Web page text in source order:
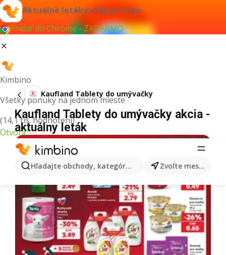
Aktuálne letáky vždy po ruke
Pridať do Chrome - ZADARMO
Kimbino
Všetky ponuky na jednom mieste
(14,1 tis. hodnotení)
Otvoriť
Hľadajte obchody, kategórie, produkty... Zvoľte mesto
Kaufland Tablety do umývačky
Kaufland Tablety do umývačky akcia -
aktuálny leták